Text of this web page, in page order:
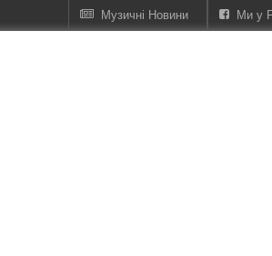
Ми у
Музичні Новини